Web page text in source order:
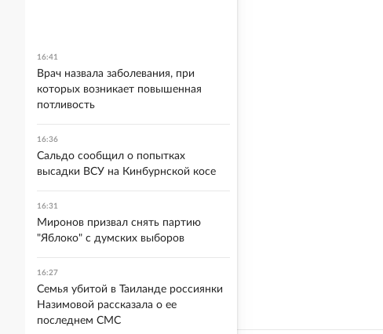
16:41
Врач назвала заболевания, при
которых возникает повышенная
потливость
16:36
Сальдо сообщил о попытках
высадки ВСУ на Кинбурнской косе
16:31
Миронов призвал снять партию
"Яблоко" с думских выборов
16:27
Семья убитой в Таиланде россиянки
Назимовой рассказала о ее
последнем СМС